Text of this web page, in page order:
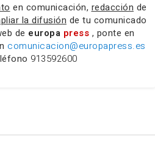
en comunicación, redacción de
la difusión de tu comunicado
de europa press , ponte en
comunicacion@europapress.es
913592600